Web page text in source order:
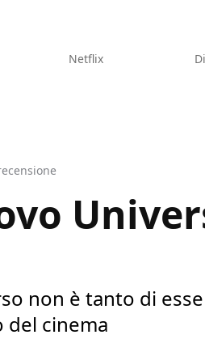
Netflix
non è tanto di
cinema